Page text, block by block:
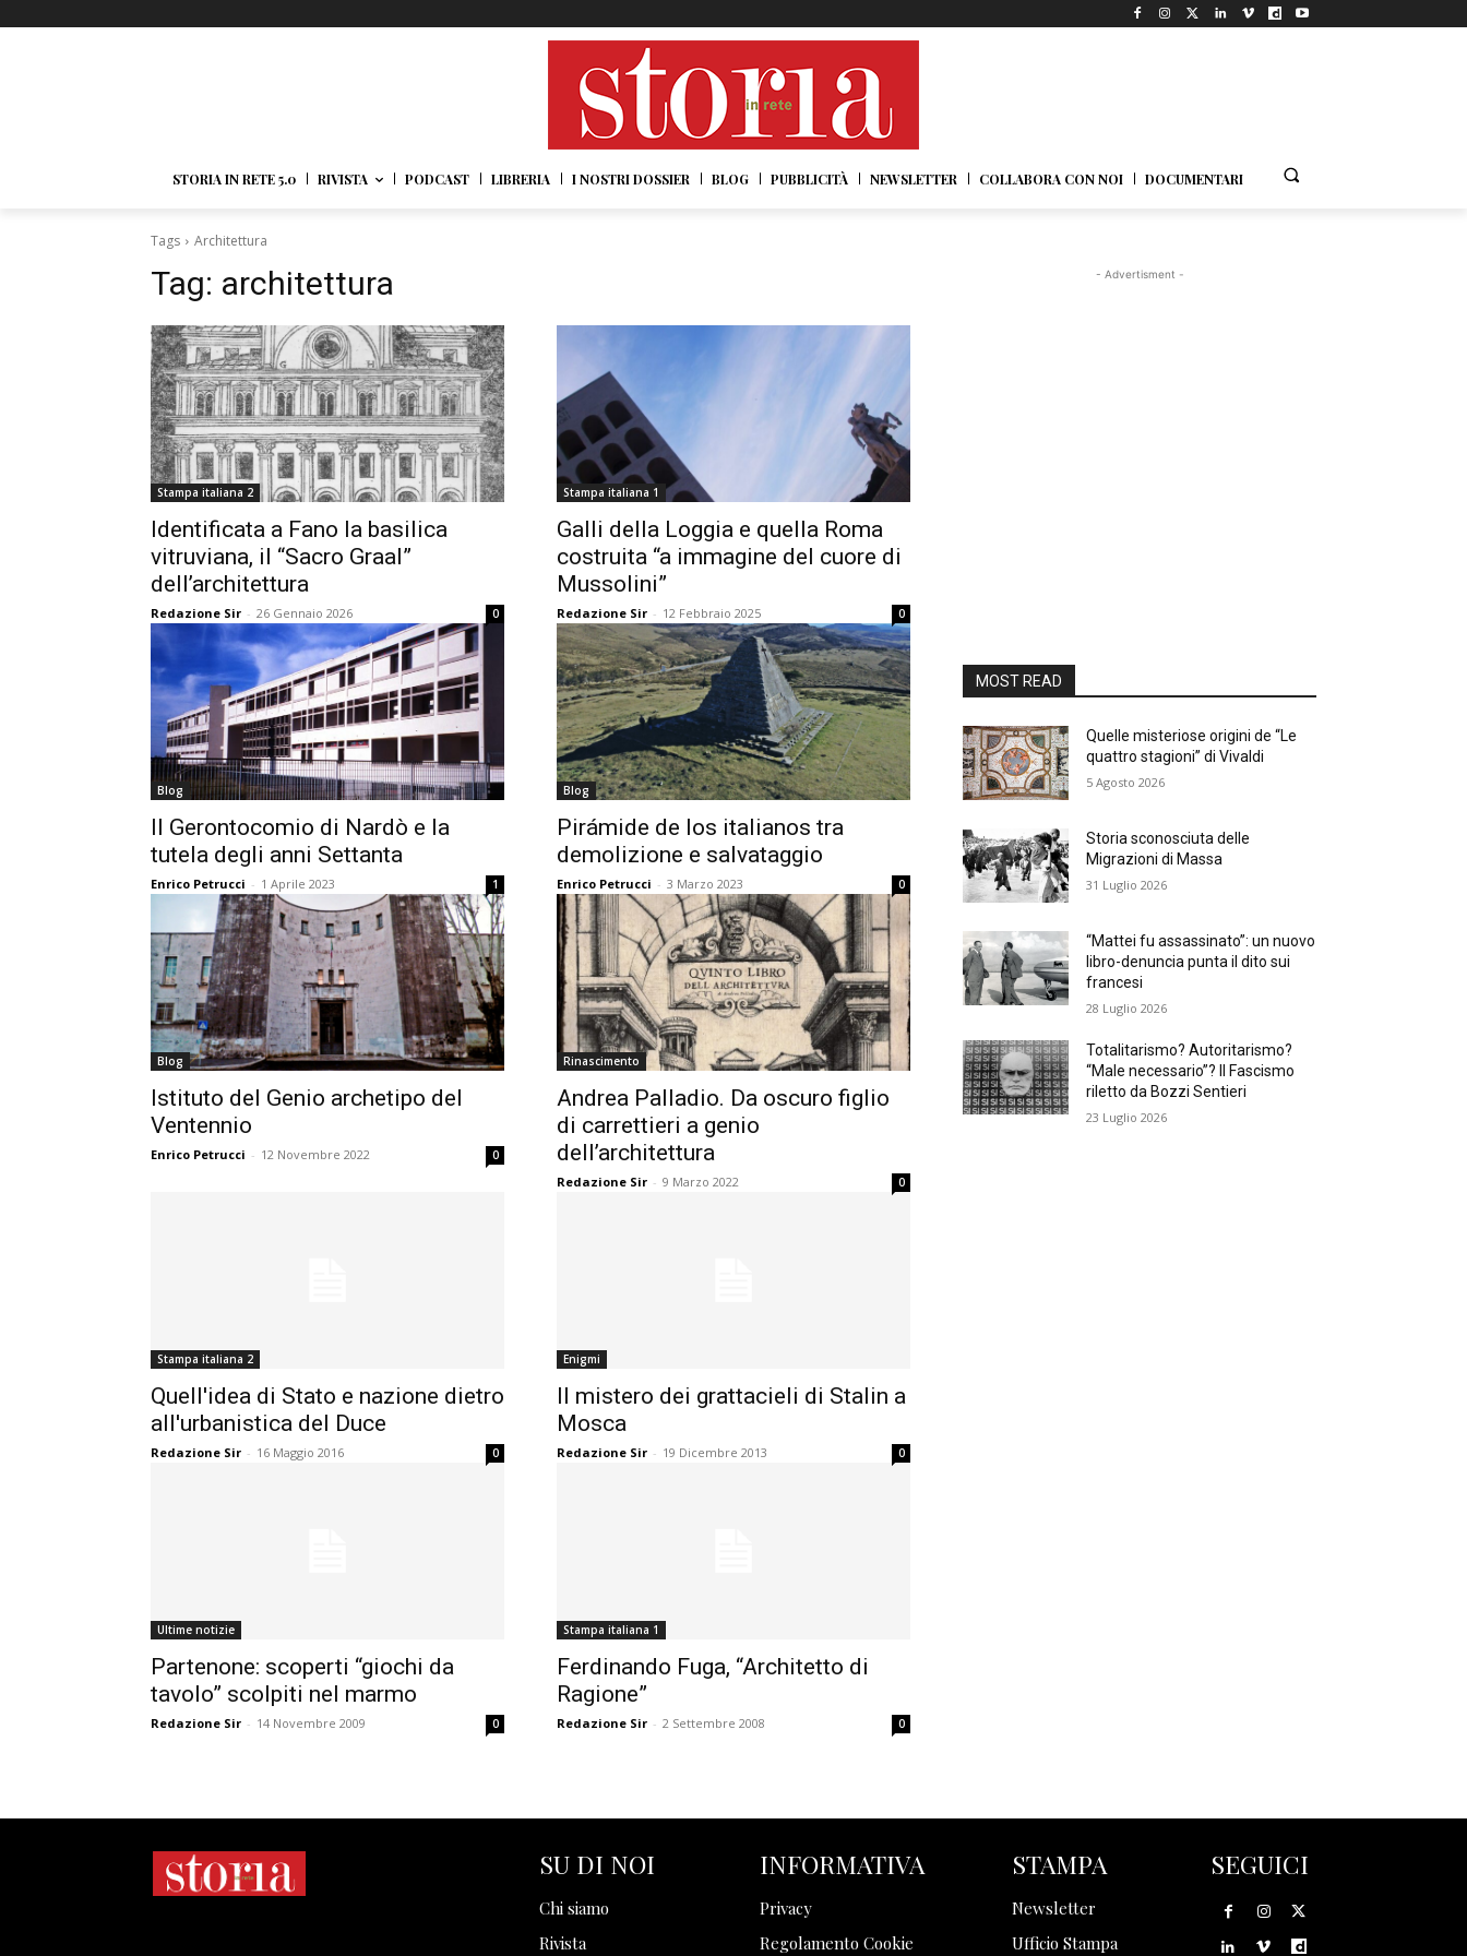
STORIA IN RETE 5.0 RIVISTA PODCAST LIBRERIA I NOSTRI DOSSIER BLOG PUBBLICITÀ NEWSLETTER COLLABORA CON NOI DOCUMENTARI
Tags Architettura
Tag: architettura
Stampa italiana 2
Identificata a Fano la basilica
vitruviana, il “Sacro Graal”
dell’architettura
Redazione Sir - 26 Gennaio 2026 0
Stampa italiana 1
Galli della Loggia e quella Roma
costruita “a immagine del cuore di
Mussolini”
Redazione Sir - 12 Febbraio 2025 0
Blog
Il Gerontocomio di Nardò e la
tutela degli anni Settanta
Enrico Petrucci - 1 Aprile 2023 1
Blog
Pirámide de los italianos tra
demolizione e salvataggio
Enrico Petrucci - 3 Marzo 2023 0
Blog
Istituto del Genio archetipo del
Ventennio
Enrico Petrucci - 12 Novembre 2022 0
Rinascimento
Andrea Palladio. Da oscuro figlio
di carrettieri a genio
dell’architettura
Redazione Sir - 9 Marzo 2022 0
Stampa italiana 2
Quell'idea di Stato e nazione dietro
all'urbanistica del Duce
Redazione Sir - 16 Maggio 2016 0
Enigmi
Il mistero dei grattacieli di Stalin a
Mosca
Redazione Sir - 19 Dicembre 2013 0
Ultime notizie
Partenone: scoperti “giochi da
tavolo” scolpiti nel marmo
Redazione Sir - 14 Novembre 2009 0
Stampa italiana 1
Ferdinando Fuga, “Architetto di
Ragione”
Redazione Sir - 2 Settembre 2008 0
- Advertisment -
MOST READ
Quelle misteriose origini de “Le
quattro stagioni” di Vivaldi
5 Agosto 2026
Storia sconosciuta delle
Migrazioni di Massa
31 Luglio 2026
“Mattei fu assassinato”: un nuovo
libro-denuncia punta il dito sui
francesi
28 Luglio 2026
Totalitarismo? Autoritarismo?
“Male necessario”? Il Fascismo
riletto da Bozzi Sentieri
23 Luglio 2026
SU DI NOI
Chi siamo
Rivista
INFORMATIVA
Privacy
Regolamento Cookie
STAMPA
Newsletter
Ufficio Stampa
SEGUICI